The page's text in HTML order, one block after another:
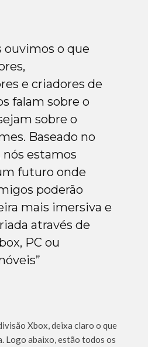
ouvimos o que
e criadores de
falam sobre o
sobre o
Baseado no
nós estamos
futuro onde
poderão
mais imersiva e
através de
PC ou
Xbox, deixa claro o que
Logo abaixo, estão todos os